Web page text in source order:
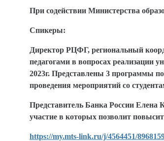
При содействии Министерства
Спикеры:
Директор РЦФГ, региональный
педагогами в вопросах реализации
2023г. Представлены 3 программы
проведения мероприятий со
Представитель Банка России Елена
участие в которых позволит
https://my.mts-link.ru/j/4564451/